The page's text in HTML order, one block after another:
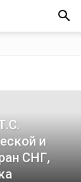
и
СНГ,